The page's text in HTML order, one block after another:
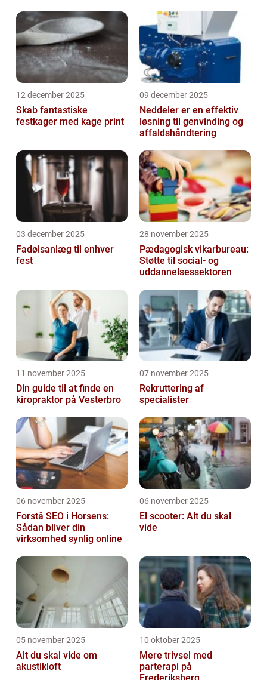
12 december 2025
Skab fantastiske
festkager med kage print
09 december 2025
Neddeler er en effektiv
løsning til genvinding og
affaldshåndtering
03 december 2025
Fadølsanlæg til enhver
fest
28 november 2025
Pædagogisk vikarbureau:
Støtte til social- og
uddannelsessektoren
11 november 2025
Din guide til at finde en
kiropraktor på Vesterbro
07 november 2025
Rekruttering af
specialister
06 november 2025
Forstå SEO i Horsens:
Sådan bliver din
virksomhed synlig online
06 november 2025
El scooter: Alt du skal
vide
05 november 2025
Alt du skal vide om
akustikloft
10 oktober 2025
Mere trivsel med
parterapi på